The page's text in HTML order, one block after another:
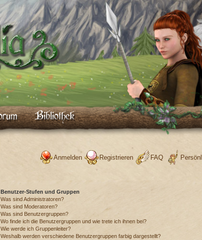
FAQ
Registrieren
Anmelden
Benutzer-Stufen und Gruppen
Was sind Administratoren?
Was sind Moderatoren?
Was sind Benutzergruppen?
Wo finde ich die Benutzergruppen und wie trete ich ihnen bei?
Wie werde ich Gruppenleiter?
Weshalb werden verschiedene Benutzergruppen farbig dargestellt?